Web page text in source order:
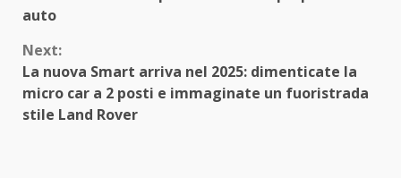
auto
Next:
La nuova Smart arriva nel 2025: dimenticate la
micro car a 2 posti e immaginate un fuoristrada
stile Land Rover